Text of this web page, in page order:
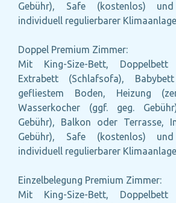
Gebühr), Safe (kostenlos)
individuell regulierbarer
Doppel Premium Zimmer:
Mit King-Size-Bett,
Extrabett (Schlafsofa),
gefliestem Boden, Heizung
Wasserkocher (ggf. geg.
Gebühr), Balkon oder Terrasse,
Gebühr), Safe (kostenlos)
individuell regulierbarer
Einzelbelegung Premium Zimmer:
Mit King-Size-Bett,